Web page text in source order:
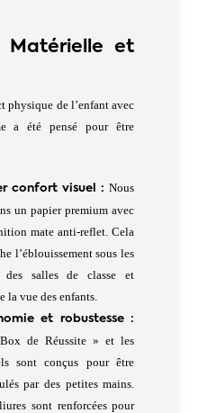
Matérielle et
physique de l’enfant avec
a été pensé pour être
confort visuel : Nous
un papier premium avec
mate anti-reflet. Cela
l’éblouissement sous les
des salles de classe et
la vue des enfants.
et robustesse :
de Réussite » et les
sont conçus pour être
par des petites mains.
sont renforcées pour